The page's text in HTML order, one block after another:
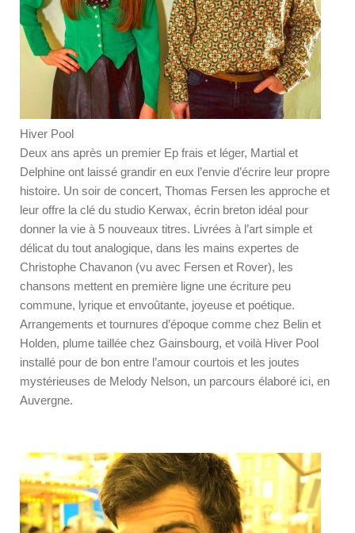
Hiver Pool
Deux ans après un premier Ep frais et léger, Martial et
Delphine ont laissé grandir en eux l’envie d’écrire leur propre
histoire. Un soir de concert, Thomas Fersen les approche et
leur offre la clé du studio Kerwax, écrin breton idéal pour
donner la vie à 5 nouveaux titres. Livrées à l’art simple et
délicat du tout analogique, dans les mains expertes de
Christophe Chavanon (vu avec Fersen et Rover), les
chansons mettent en première ligne une écriture peu
commune, lyrique et envoûtante, joyeuse et poétique.
Arrangements et tournures d’époque comme chez Belin et
Holden, plume taillée chez Gainsbourg, et voilà Hiver Pool
installé pour de bon entre l’amour courtois et les joutes
mystérieuses de Melody Nelson, un parcours élaboré ici, en
Auvergne.